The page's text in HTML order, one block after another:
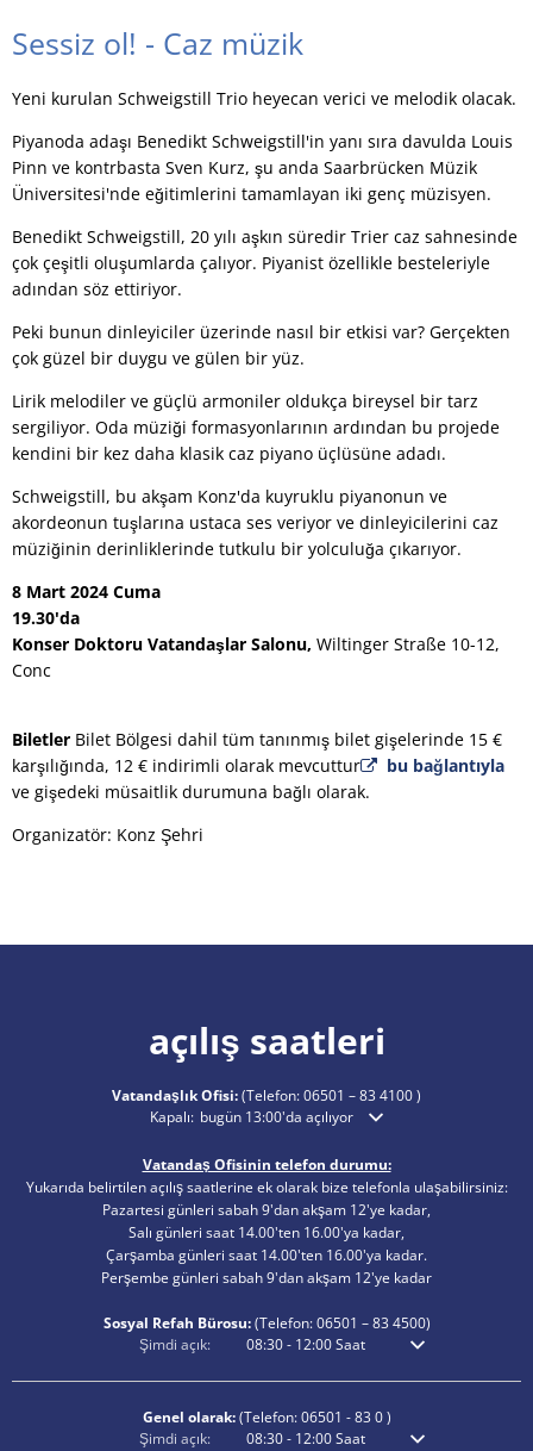
Sessiz ol! - Caz müzik
Yeni kurulan Schweigstill Trio heyecan verici ve melodik olacak.
Piyanoda adaşı Benedikt Schweigstill'in yanı sıra davulda Louis
Pinn ve kontrbasta Sven Kurz, şu anda Saarbrücken Müzik
Üniversitesi'nde eğitimlerini tamamlayan iki genç müzisyen.
Benedikt Schweigstill, 20 yılı aşkın süredir Trier caz sahnesinde
çok çeşitli oluşumlarda çalıyor. Piyanist özellikle besteleriyle
adından söz ettiriyor.
Peki bunun dinleyiciler üzerinde nasıl bir etkisi var? Gerçekten
çok güzel bir duygu ve gülen bir yüz.
Lirik melodiler ve güçlü armoniler oldukça bireysel bir tarz
sergiliyor. Oda müziği formasyonlarının ardından bu projede
kendini bir kez daha klasik caz piyano üçlüsüne adadı.
Schweigstill, bu akşam Konz'da kuyruklu piyanonun ve
akordeonun tuşlarına ustaca ses veriyor ve dinleyicilerini caz
müziğinin derinliklerinde tutkulu bir yolculuğa çıkarıyor.
8 Mart 2024 Cuma
19.30'da
Konser Doktoru Vatandaşlar Salonu, Wiltinger Straße 10-12,
Conc
Biletler Bilet Bölgesi dahil tüm tanınmış bilet gişelerinde 15 €
karşılığında, 12 € indirimli olarak mevcuttur
bu bağlantıyla
ve gişedeki müsaitlik durumuna bağlı olarak.
Organizatör: Konz Şehri
açılış saatleri
Vatandaşlık Ofisi:(Telefon:06501 – 83 4100)
Ek açılış veya kapanış saatlerini gizlemek için tıklayın
Kapalı: bugün 13:00'da açılıyor
Vatandaş Ofisinin telefon durumu:
Yukarıda belirtilen açılış saatlerine ek olarak bize telefonla ulaşabilirsiniz:
Pazartesi günleri sabah 9'dan akşam 12'ye kadar,
Salı günleri saat 14.00'ten 16.00'ya kadar,
Çarşamba günleri saat 14.00'ten 16.00'ya kadar.
Perşembe günleri sabah 9'dan akşam 12'ye kadar
Sosyal Refah Bürosu:(Telefon:06501 – 834500)
Ek açılış veya kapanış saatlerini gizlemek için tıklayın
Şimdi açık: 08:30-12:00Saat Sabah 8:30'dan
Genel olarak:(Telefon:06501 - 83 0)
Ek açılış veya kapanış saatlerini gizlemek için tıklayın
Şimdi açık: 08:30-12:00Saat Sabah 8:30'dan